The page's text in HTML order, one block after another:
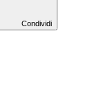
Condividi